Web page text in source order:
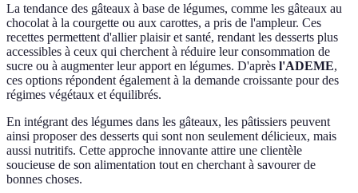
La tendance des gâteaux à base de légumes, comme les gâteaux au
chocolat à la courgette ou aux carottes, a pris de l'ampleur. Ces
recettes permettent d'allier plaisir et santé, rendant les desserts plus
accessibles à ceux qui cherchent à réduire leur consommation de
sucre ou à augmenter leur apport en légumes. D'après l'ADEME,
ces options répondent également à la demande croissante pour des
régimes végétaux et équilibrés.
En intégrant des légumes dans les gâteaux, les pâtissiers peuvent
ainsi proposer des desserts qui sont non seulement délicieux, mais
aussi nutritifs. Cette approche innovante attire une clientèle
soucieuse de son alimentation tout en cherchant à savourer de
bonnes choses.